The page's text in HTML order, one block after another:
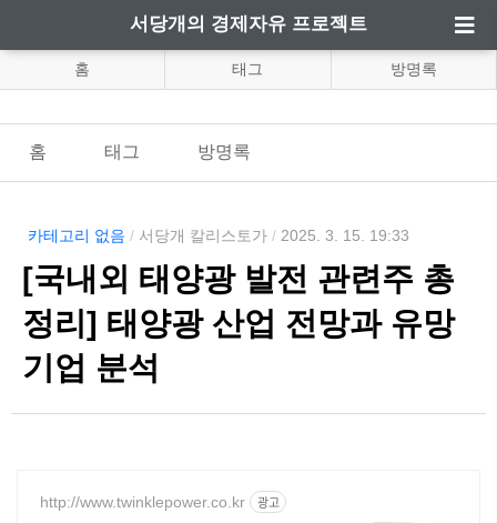
서당개의 경제자유 프로젝트
홈 태그 방명록
홈 태그 방명록
카테고리 없음 / 서당개 칼리스토가 / 2025. 3. 15. 19:33
[국내외 태양광 발전 관련주 총
정리] 태양광 산업 전망과 유망
기업 분석
http://www.twinklepower.co.kr 광고